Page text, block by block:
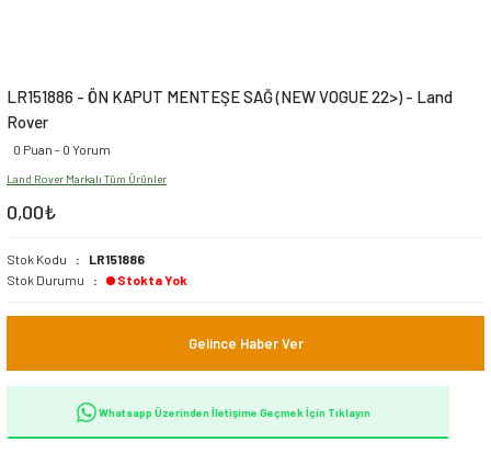
LR151886 - ÖN KAPUT MENTEŞE SAĞ (NEW VOGUE 22>) - Land
Rover
0 Puan - 0 Yorum
Land Rover Markalı Tüm Ürünler
0,00₺
Stok Kodu
LR151886
Stok Durumu
Stokta Yok
Gelince Haber Ver
Whatsapp Üzerinden İletişime Geçmek İçin Tıklayın